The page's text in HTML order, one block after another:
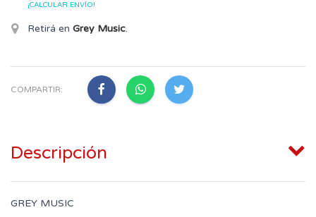
¡CALCULAR ENVÍO!
Retirá en Grey Music.
COMPARTIR:
Descripción
GREY MUSIC